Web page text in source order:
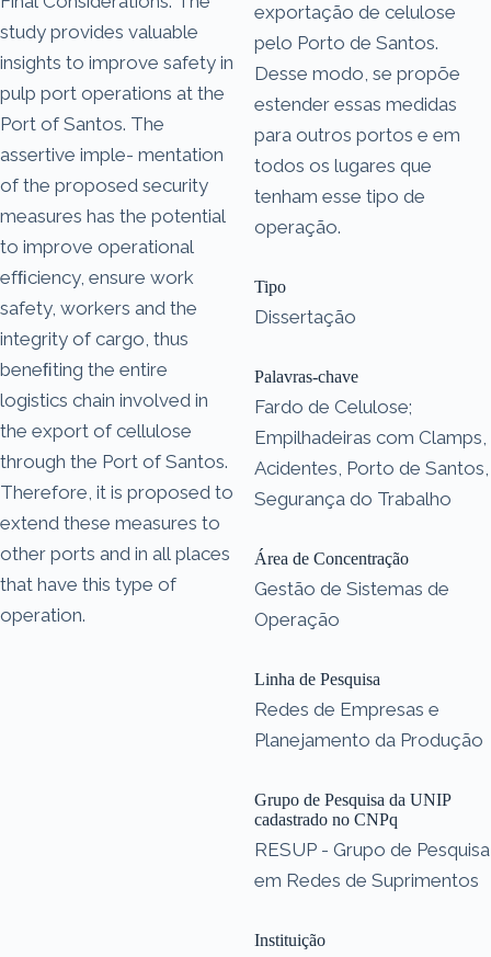
study provides valuable
insights to improve safety in
pulp port operations at the
Port of Santos. The
assertive imple- mentation
of the proposed security
measures has the potential
to improve operational
efﬁciency, ensure work
safety, workers and the
integrity of cargo, thus
beneﬁting the entire
logistics chain involved in
the export of cellulose
through the Port of Santos.
Therefore, it is proposed to
extend these measures to
other ports and in all places
that have this type of
operation.
exportação de celulose
pelo Porto de Santos.
Desse modo, se propõe
estender essas medidas
para outros portos e em
todos os lugares que
tenham esse tipo de
operação.
Tipo
Dissertação
Palavras-chave
Fardo de Celulose;
Empilhadeiras com Clamps,
Acidentes, Porto de Santos,
Segurança do Trabalho
Área de Concentração
Gestão de Sistemas de
Operação
Linha de Pesquisa
Redes de Empresas e
Planejamento da Produção
Grupo de Pesquisa da UNIP
cadastrado no CNPq
RESUP - Grupo de Pesquisa
em Redes de Suprimentos
Instituição